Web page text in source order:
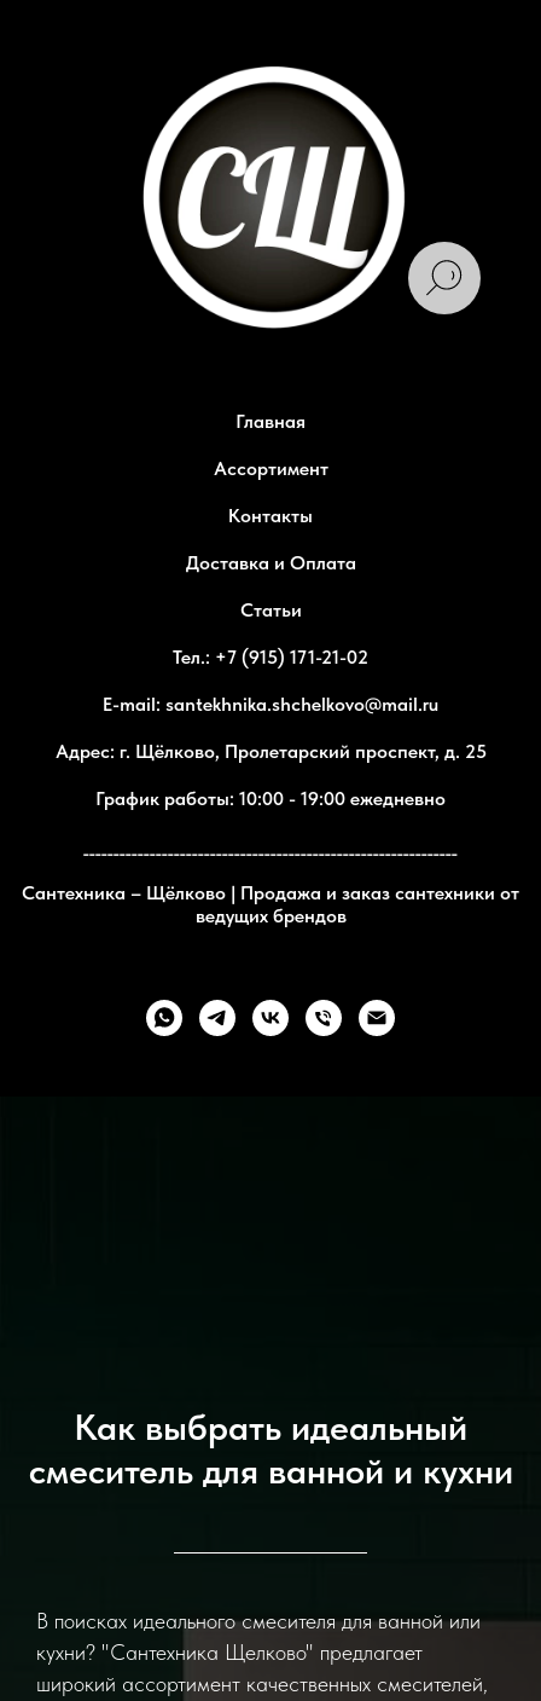
Главная
Ассортимент
Контакты
Доставка и Оплата
Статьи
Тел.: +7 (915) 171-21-02
E-mail: santekhnika.shchelkovo@mail.ru
Адрес: г. Щёлково, Пролетарский проспект, д. 25
График работы: 10:00 - 19:00 ежедневно
Сантехника – Щёлково | Продажа и заказ сантехники от
ведущих брендов
Как выбрать идеальный
смеситель для ванной и кухни
В поисках идеального смесителя для ванной или
кухни? "Сантехника Щелково" предлагает
широкий ассортимент качественных смесителей,